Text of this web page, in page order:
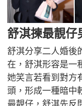
舒淇揀最靚仔
舒淇分享二人婚後
在，舒淇形容是一
她笑言若看到對方
頭，形成一種暗中
最靚仔，舒淇先反